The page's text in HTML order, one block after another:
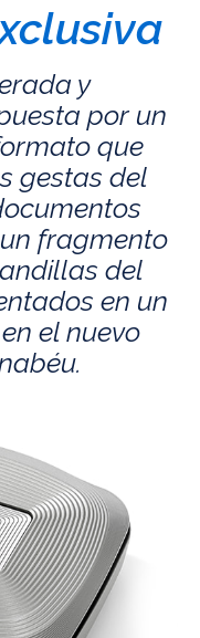
y
por un
que
gestas del
fragmento
del
en un
el nuevo